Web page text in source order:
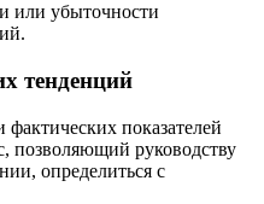
или убыточности
тенденций
показателей
позволяющий руководству
определиться с